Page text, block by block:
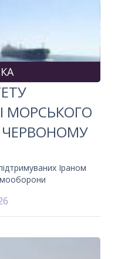
МОРСЬКОГО
ЧЕРВОНОМУ
Іраном